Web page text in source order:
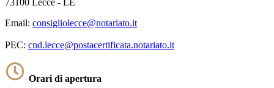
73100 Lecce - LE
Email: consigliolecce@notariato.it
PEC: cnd.lecce@postacertificata.notariato.it
Orari di apertura